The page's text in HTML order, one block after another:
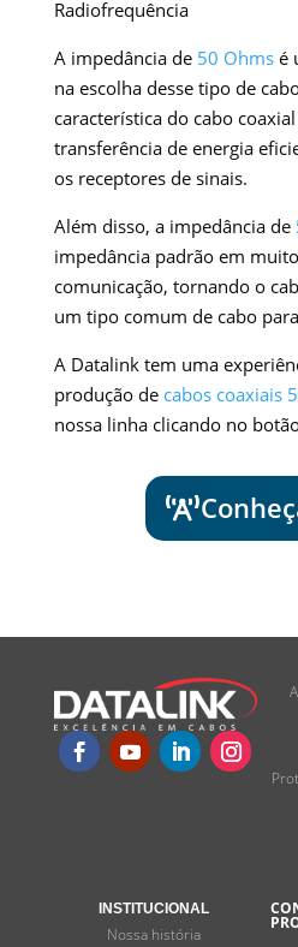
A impedância de 50 Ohmsé
na escolha desse tipo de
característica do cabo
transferência de energia
os receptores de sinais.
Além disso, a impedância de
impedância padrão em
comunicação, tornando o
um tipo comum de cabo
A Datalink tem uma
produção de cabos coaxiais
nossa linha clicando no
INSTITUCIONAL
Nossa história